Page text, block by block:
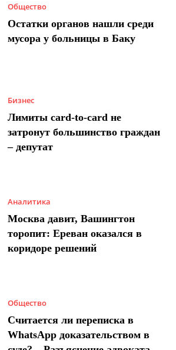
Общество
Остатки органов нашли среди
мусора у больницы в Баку
Бизнес
Лимиты card-to-card не
затронут большинство граждан
– депутат
Аналитика
Москва давит, Вашингтон
торопит: Ереван оказался в
коридоре решений
Общество
Считается ли переписка в
WhatsApp доказательством в